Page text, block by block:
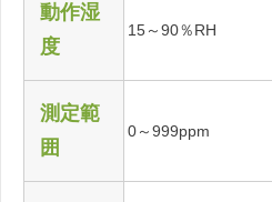
動作湿
度
15～90％RH
測定範
囲
0～999ppm